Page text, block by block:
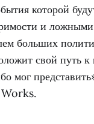
которой
и
больших
свой путь
мог
Works.